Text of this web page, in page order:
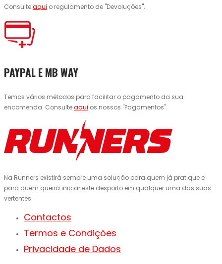
Consulteaqui o regulamento de "Devoluções".
PAYPAL E MB WAY
Temos vários métodos para facilitar o pagamento da sua
encomenda. Consulteaqui os nossos "Pagamentos".
Na Runners existirá sempre uma solução para quem já pratique e
para quem queira iniciar este desporto em qualquer uma das suas
vertentes.
Contactos
Termos e Condições
Privacidade de Dados